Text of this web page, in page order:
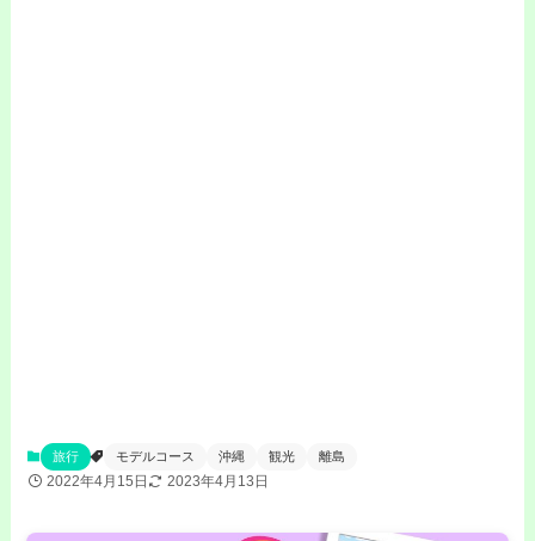
旅行 モデルコース 沖縄 観光 離島
2022年4月15日 2023年4月13日